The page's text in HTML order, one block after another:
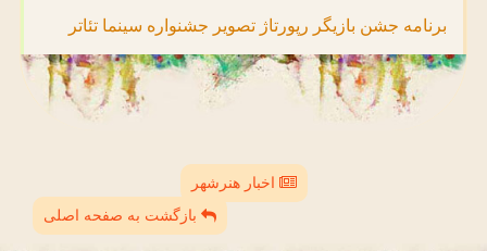
برنامه جشن بازیگر رپورتاژ تصویر جشنواره سینما تئاتر
اخبار هنرشهر
بازگشت به صفحه اصلی